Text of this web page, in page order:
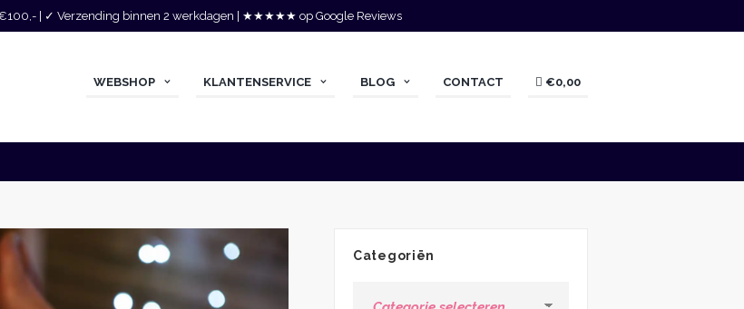
| ✓ Verzending binnen 2 werkdagen | ★★★★★ op Google Reviews
WEBSHOP KLANTENSERVICE BLOG CONTACT €0,00
Categoriën